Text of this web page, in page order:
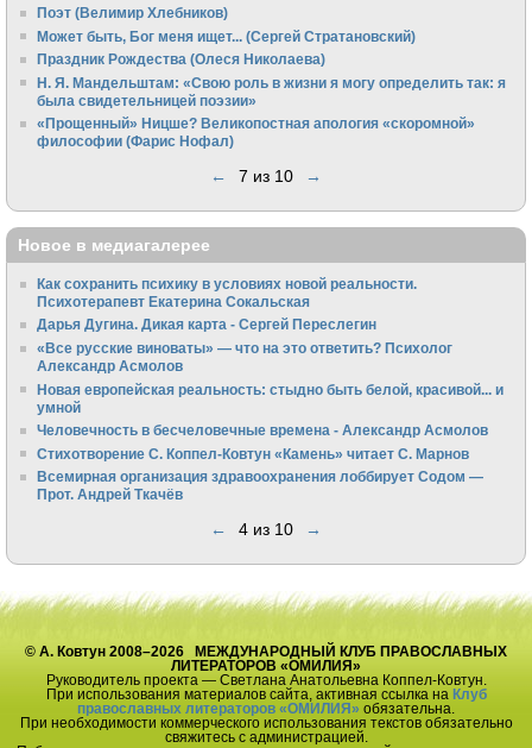
Поэт (Велимир Хлебников)
Может быть, Бог меня ищет... (Сергей Стратановский)
Праздник Рождества (Олеся Николаева)
Н. Я. Мандельштам: «Свою pоль в жизни я могу опpеделить так: я
была свидетельницей поэзии»
«Прощенный» Ницше? Великопостная апология «скоромной»
философии (Фарис Нофал)
← 7 из 10 →
Новое в медиагалерее
Как сохранить психику в условиях новой реальности.
Психотерапевт Екатерина Сокальская
Дарья Дугина. Дикая карта - Сергей Переслегин
«Все русские виноваты» — что на это ответить? Психолог
Александр Асмолов
Новая европейская реальность: стыдно быть белой, красивой... и
умной
Человечность в бесчеловечные времена - Александр Асмолов
Стихотворение С. Коппел-Ковтун «Камень» читает С. Марнов
Всемирная организация здравоохранения лоббирует Содом —
Прот. Андрей Ткачёв
← 4 из 10 →
© А. Ковтун 2008–2026 МЕЖДУНАРОДНЫЙ КЛУБ ПРАВОСЛАВНЫХ
ЛИТЕРАТОРОВ «ОМИЛИЯ»
Руководитель проекта — Светлана Анатольевна Коппел-Ковтун.
При использования материалов сайта, активная ссылка на Клуб
православных литераторов «ОМИЛИЯ» обязательна.
При необходимости коммерческого использования текстов обязательно
свяжитесь с администрацией.